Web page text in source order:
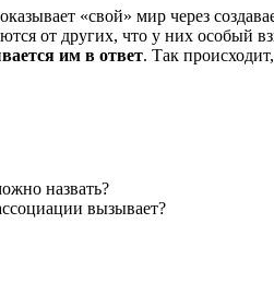
«свой» мир через
от других, что у них особый
им в ответ. Так
назвать?
вызывает?